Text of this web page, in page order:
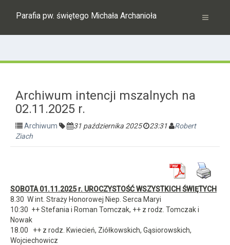
Parafia pw. świętego Michała Archanioła
Archiwum intencji mszalnych na
02.11.2025 r.
Archiwum 31 października 2025 23:31
Robert
Ziach
SOBOTA 01.11.2025 r. UROCZYSTOŚĆ WSZYSTKICH ŚWIĘTYCH
8.30 W int. Straży Honorowej Niep. Serca Maryi
10:30 ++ Stefania i Roman Tomczak, ++ z rodz. Tomczak i
Nowak
18.00 ++ z rodz. Kwiecień, Ziółkowskich, Gąsiorowskich,
Wojciechowicz